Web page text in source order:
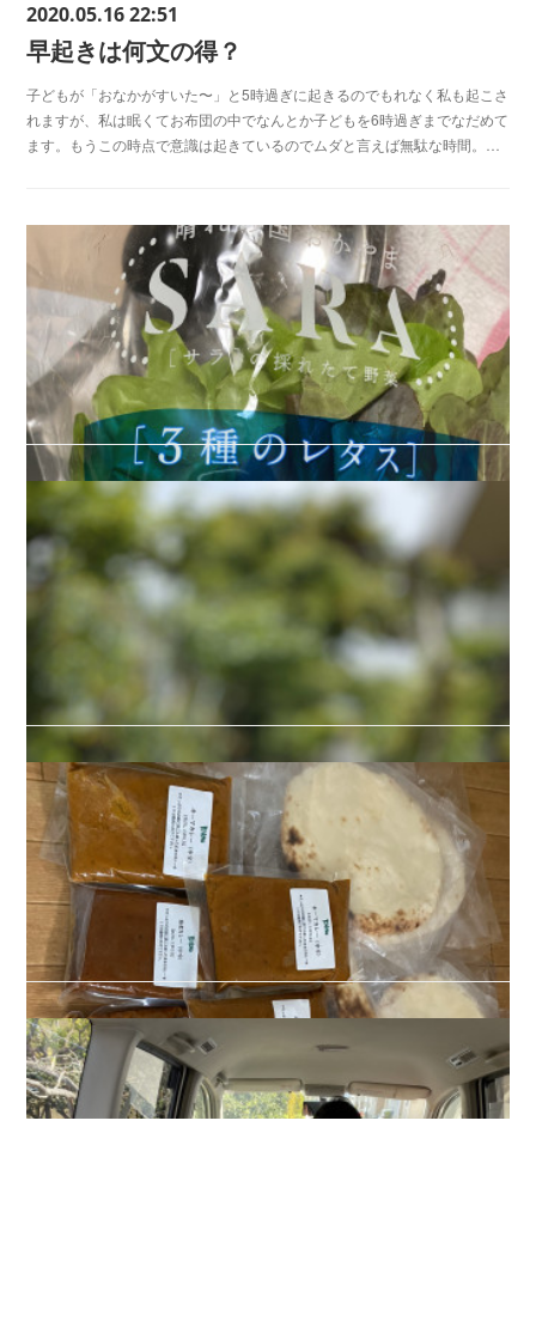
2020.05.16 22:51
早起きは何文の得？
子どもが「おなかがすいた〜」と5時過ぎに起きるのでもれなく私も起こさ
れますが、私は眠くてお布団の中でなんとか子どもを6時過ぎまでなだめて
ます。もうこの時点で意識は起きているのでムダと言えば無駄な時間。…
2020.05.16 11:57
こんなレタス助かレタス
これ、切り取り線で袋を切って根元をきるだけで簡単レタス！レタス、け
っこうだめにしちゃうから助かレタス。